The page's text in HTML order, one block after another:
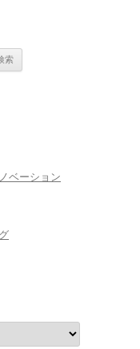
ベーション